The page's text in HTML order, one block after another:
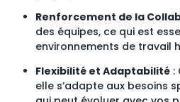
Renforcement de la
des équipes, ce qui est
environnements de travail
Flexibilité et Adaptabilité :
elle s’adapte aux besoins